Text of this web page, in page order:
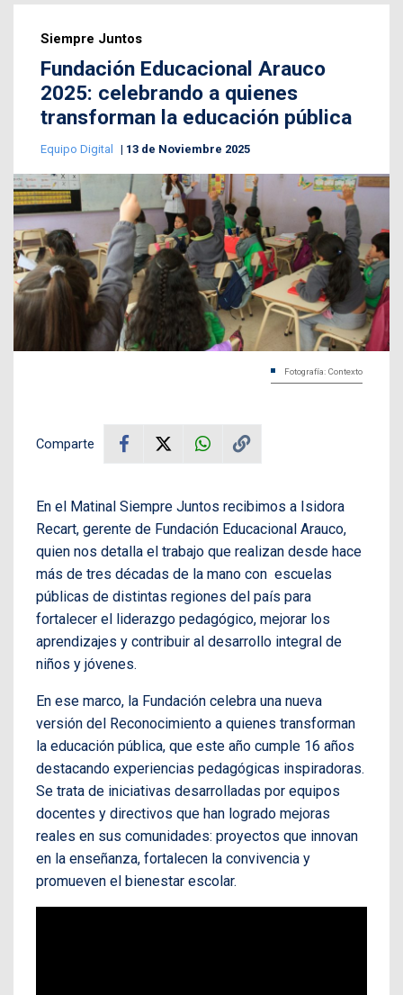
Siempre Juntos
Fundación Educacional Arauco
2025: celebrando a quienes
transforman la educación pública
Equipo Digital 13 de Noviembre 2025
Fotografía: Contexto
Comparte
En el Matinal Siempre Juntos recibimos a Isidora
Recart, gerente de Fundación Educacional Arauco,
quien nos detalla el trabajo que realizan desde hace
más de tres décadas de la mano con escuelas
públicas de distintas regiones del país para
fortalecer el liderazgo pedagógico, mejorar los
aprendizajes y contribuir al desarrollo integral de
niños y jóvenes.
En ese marco, la Fundación celebra una nueva
versión del Reconocimiento a quienes transforman
la educación pública, que este año cumple 16 años
destacando experiencias pedagógicas inspiradoras.
Se trata de iniciativas desarrolladas por equipos
docentes y directivos que han logrado mejoras
reales en sus comunidades: proyectos que innovan
en la enseñanza, fortalecen la convivencia y
promueven el bienestar escolar.